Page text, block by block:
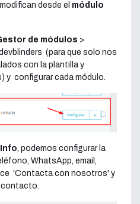
desde el módulo
de módulos >
(para que solo nos
con la plantilla y
y configurar cada módulo.
, podemos configurar la
WhatsApp, email,
'Contacta con nosotros' y
contacto.